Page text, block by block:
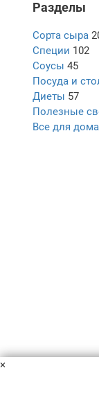
Разделы
Сорта сыра
Специи 102
Соусы 45
Посуда и
Диеты 57
Полезные
Все для дома
×